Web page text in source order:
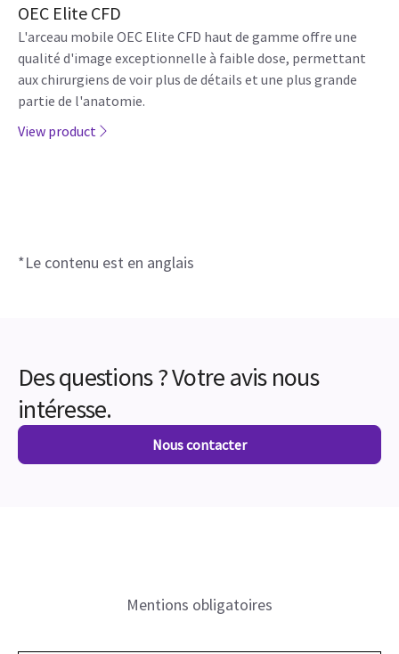
OEC Elite CFD
L'arceau mobile OEC Elite CFD haut de gamme offre une
qualité d'image exceptionnelle à faible dose, permettant
aux chirurgiens de voir plus de détails et une plus grande
partie de l'anatomie.
View product
*Le contenu est en anglais
Des questions ? Votre avis nous
intéresse.
Nous contacter
Mentions obligatoires